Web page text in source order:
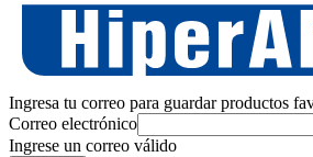
Ingresa tu correo para guardar productos
Correo electrónico
Ingrese un correo válido